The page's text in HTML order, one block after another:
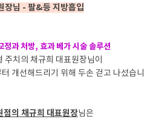
장님 - 팔&등 지방흡입
과 처방, 효과 베가 시술 솔루션
주치의 채규희 대표원장님이
개선해드리기 위해 두손 걷고 나섰습니
점의 채규희 대표원장님은